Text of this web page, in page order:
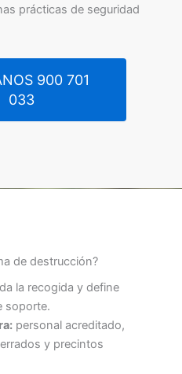
prácticas de seguridad
900 701
033
de destrucción?
la recogida y define
soporte.
personal acreditado,
y precintos